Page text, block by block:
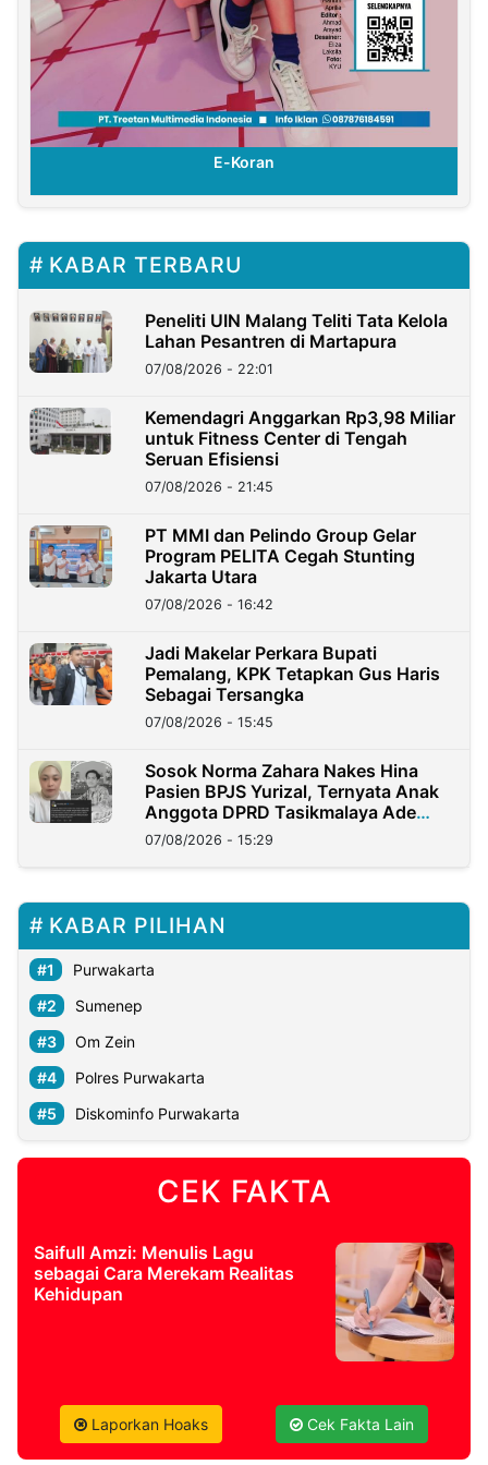
E-Koran
KABAR TERBARU
Peneliti UIN Malang Teliti Tata Kelola
Lahan Pesantren di Martapura
07/08/2026 - 22:01
Kemendagri Anggarkan Rp3,98 Miliar
untuk Fitness Center di Tengah
Seruan Efisiensi
07/08/2026 - 21:45
PT MMI dan Pelindo Group Gelar
Program PELITA Cegah Stunting
Jakarta Utara
07/08/2026 - 16:42
Jadi Makelar Perkara Bupati
Pemalang, KPK Tetapkan Gus Haris
Sebagai Tersangka
07/08/2026 - 15:45
Sosok Norma Zahara Nakes Hina
Pasien BPJS Yurizal, Ternyata Anak
Anggota DPRD Tasikmalaya Ade
Lukman
07/08/2026 - 15:29
KABAR PILIHAN
Purwakarta
Sumenep
Om Zein
Polres Purwakarta
Diskominfo Purwakarta
CEK FAKTA
Saifull Amzi: Menulis Lagu
sebagai Cara Merekam Realitas
Kehidupan
Laporkan Hoaks Cek Fakta Lain